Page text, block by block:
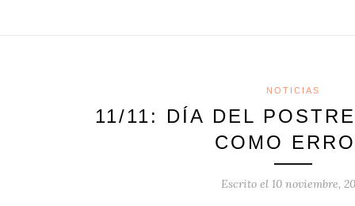
NOTICIAS
11/11: DÍA DEL
COMO
Escrito el 10 noviembre,